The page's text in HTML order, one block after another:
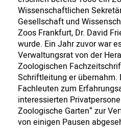
Wissenschaftlichen
Gesellschaft und
Zoos Frankfurt, Dr. David
wurde. Ein Jahr zuvor war
Verwaltungsrat von der
Zoologischen
Schriftleitung er übernahm.
Fachleuten zum
interessierten
Zoologische Garten“ zur
von einigen Pausen